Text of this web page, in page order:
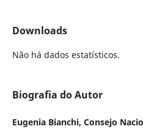
Downloads
Não há dados estatísticos.
Biografia do Autor
Eugenia Bianchi, Consejo